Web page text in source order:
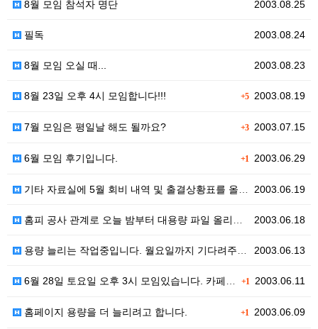
2003.08.25
8월 모임 참석자 명단
2003.08.24
필독
2003.08.23
8월 모임 오실 때...
+52003.08.19
8월 23일 오후 4시 모임합니다!!!
+32003.07.15
7월 모임은 평일날 해도 될까요?
+1 2003.06.29
6월 모임 후기입니다.
2003.06.19
기타 자료실에 5월 회비 내역 및 출결상황표를 올려놓았…
2003.06.18
홈피 공사 관계로 오늘 밤부터 대용량 파일 올리는 게 …
2003.06.13
용량 늘리는 작업중입니다. 월요일까지 기다려주세요.
+1 2003.06.11
6월 28일 토요일 오후 3시 모임있습니다. 카페 게시…
+1 2003.06.09
홈페이지 용량을 더 늘리려고 합니다.